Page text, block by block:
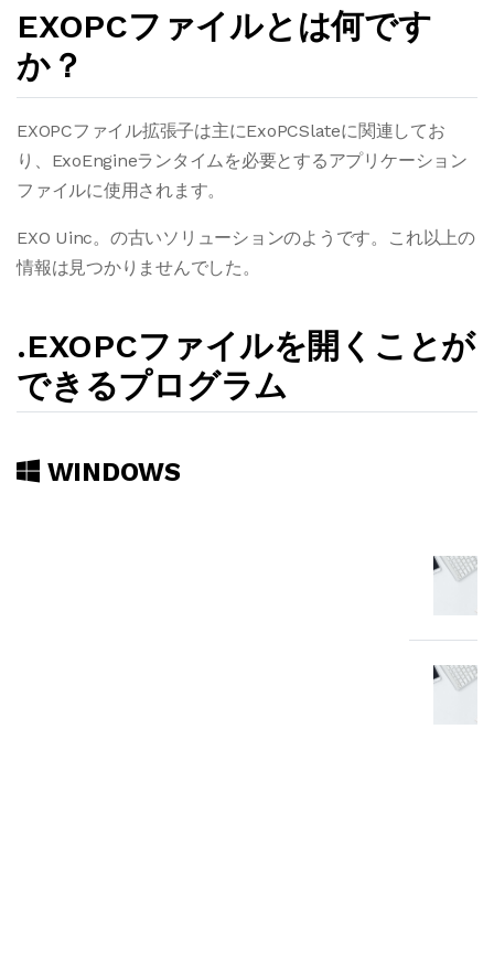
EXOPCファイルとは何です
か？
EXOPCファイル拡張子は主にExoPCSlateに関連してお
り、ExoEngineランタイムを必要とするアプリケーション
ファイルに使用されます。
EXO Uinc。の古いソリューションのようです。これ以上の
情報は見つかりませんでした。
.EXOPCファイルを開くことが
できるプログラム
WINDOWS